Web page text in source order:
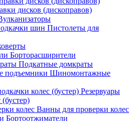
дисков (дископравов)
Пистолеты для
Борторасширители
Подкатные домкраты
Шиномонтажные
Резервуары
(бустер)
Ванны для проверки колес
Бортоотжиматели